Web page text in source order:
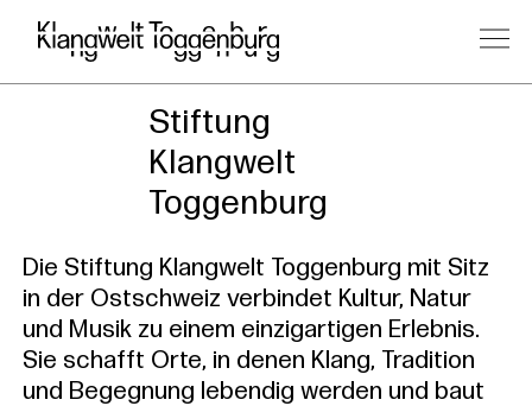
Stiftung
Klangwelt
Toggenburg
Die Stiftung Klangwelt Toggenburg mit Sitz
in der Ostschweiz verbindet Kultur, Natur
und Musik zu einem einzigartigen Erlebnis.
Sie schafft Orte, in denen Klang, Tradition
und Begegnung lebendig werden und baut